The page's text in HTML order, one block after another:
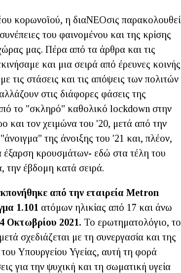
κορωνοϊού, η διαΝΕΟσις παρακολουθεί
του φαινομένου και της κρίσης
μας. Πέρα από τα άρθρα και τις
και μια σειρά από έρευνες κοινής
στάσεις και τις απόψεις των πολιτών
στις διάφορες φάσεις της
το "σκληρό" καθολικό lockdown στην
και τον χειμώνα του '20, μετά από την
της άνοιξης του '21 και, πλέον,
έξαρση κρουσμάτων- εδώ στα τέλη του
την έβδομη κατά σειρά.
από την εταιρεία Metron
1.101 ατόμων ηλικίας από 17 και άνω
Οκτωβρίου 2021. Το ερωτηματολόγιο, το
σχεδιάζεται με τη συνεργασία και της
του Υπουργείου Υγείας, αυτή τη φορά
για την ψυχική και τη σωματική υγεία